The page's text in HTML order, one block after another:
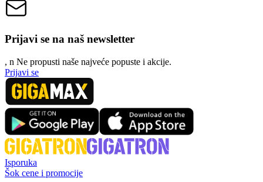
Prijavi se na naš newsletter
, n Ne propusti naše najveće popuste i akcije.
Prijavi se
Isporuka
Šok cene i promocije